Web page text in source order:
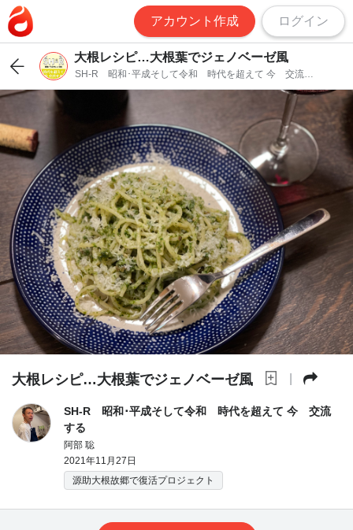
アカウント作成 ログイン
大根レシピ…大根葉でジェノベーゼ風
SH-R 昭和･平成そして令和 時代を超えて 今 交流す
る
大根レシピ…大根葉でジェノベーゼ風
SH-R 昭和･平成そして令和 時代を超えて 今 交流
する
阿部 聡
2021年11月27日
源助大根故郷で復活プロジェクト